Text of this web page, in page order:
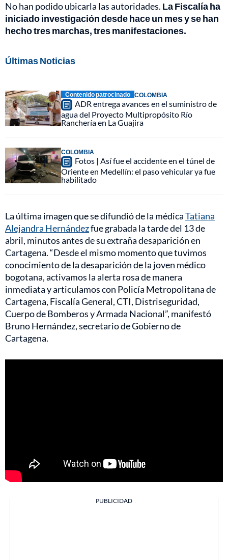
No han podido ubicarla las autoridades. La Fiscalía ha
iniciado investigación desde hace un mes y se han
hecho tres marchas, tres manifestaciones.
Últimas Noticias
Contenido patrocinado COLOMBIA
ADR entrega avances en el suministro de
agua del Proyecto Multipropósito Río
Ranchería en La Guajira
COLOMBIA
Fotos | Así fue el accidente en el túnel de
Oriente en Medellín: el paso vehicular ya fue
habilitado
La última imagen que se difundió de la médicaTatiana
Alejandra Hernándezfue grabada la tarde del 13 de
abril, minutos antes de su extraña desaparición en
Cartagena. “Desde el mismo momento que tuvimos
conocimiento de la desaparición de la joven médico
bogotana, activamos la alerta rosa de manera
inmediata y articulamos con Policía Metropolitana de
Cartagena, Fiscalía General, CTI, Distriseguridad,
Cuerpo de Bomberos y Armada Nacional”, manifestó
Bruno Hernández, secretario de Gobierno de
Cartagena.
PUBLICIDAD